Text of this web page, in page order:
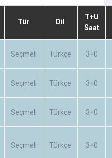
Tür Dil
T+U
Saat
Seçmeli Türkçe 3+0
Seçmeli Türkçe 3+0
Seçmeli Türkçe 3+0
Seçmeli Türkçe 3+0